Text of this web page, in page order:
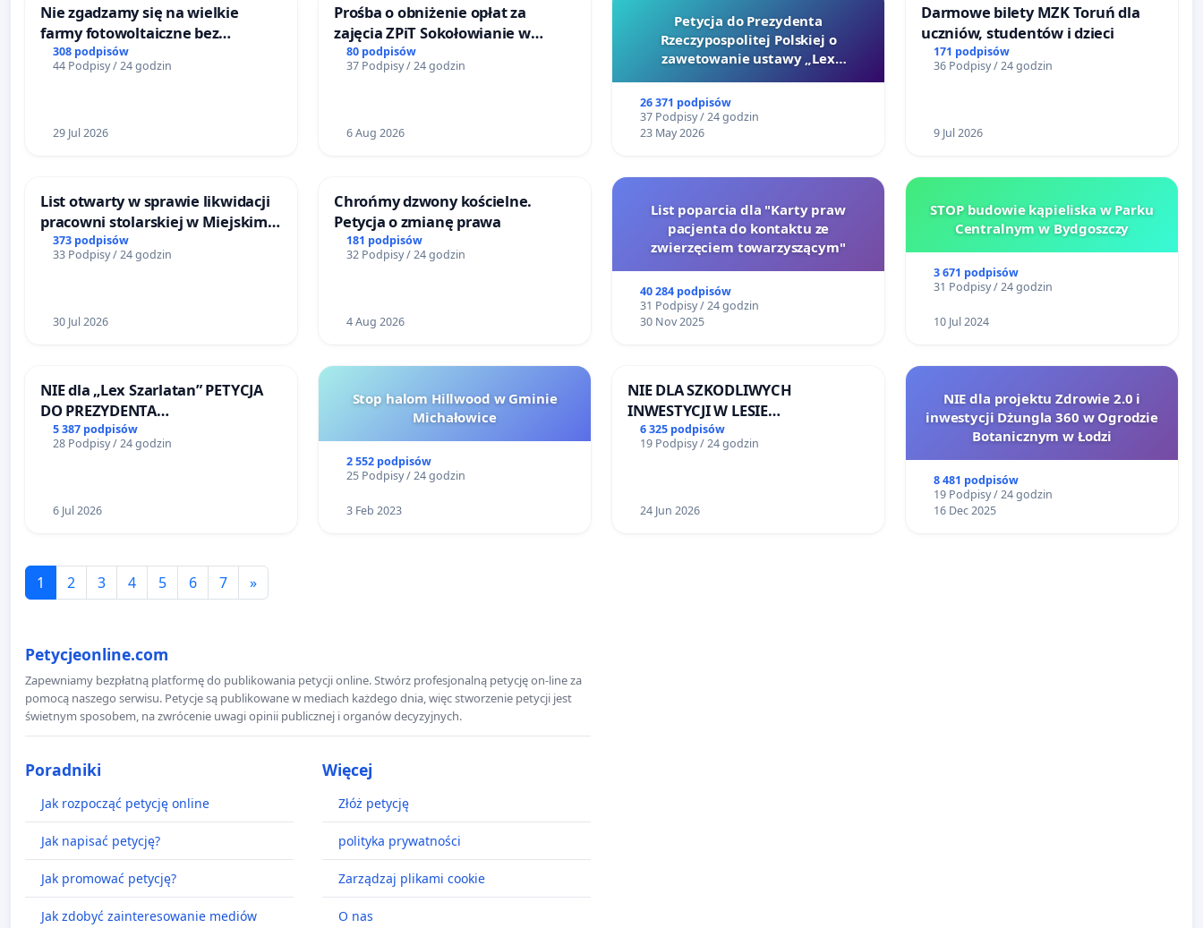
Nie zgadzamy się na wielkie
farmy fotowoltaiczne bez
rzetelnych analiz i akceptacji
mieszkańców
308 podpisów
44 Podpisy / 24 godzin
29 Jul 2026
Prośba o obniżenie opłat za
zajęcia ZPiT Sokołowianie w
Sokołowskim Ośrodku Kultury
80 podpisów
37 Podpisy / 24 godzin
6 Aug 2026
Petycja do Prezydenta
Rzeczypospolitej Polskiej o
zawetowanie ustawy „Lex
26 371 podpisów
37 Podpisy / 24 godzin
23 May 2026
Darmowe bilety MZK Toruń dla
uczniów, studentów i dzieci
171 podpisów
36 Podpisy / 24 godzin
9 Jul 2026
List otwarty w sprawie likwidacji
pracowni stolarskiej w Miejskim
Teatrze Miniatura w Gdańsku
373 podpisów
33 Podpisy / 24 godzin
30 Jul 2026
Chrońmy dzwony kościelne.
Petycja o zmianę prawa
181 podpisów
32 Podpisy / 24 godzin
4 Aug 2026
List poparcia dla "Karty praw
pacjenta do kontaktu ze
zwierzęciem towarzyszącym"
40 284 podpisów
31 Podpisy / 24 godzin
30 Nov 2025
STOP budowie kąpieliska w Parku
Centralnym w Bydgoszczy
3 671 podpisów
31 Podpisy / 24 godzin
10 Jul 2024
NIE dla „Lex Szarlatan” PETYCJA
DO PREZYDENTA
RZECZYPOSPOLITEJ POLSKIEJ
5 387 podpisów
28 Podpisy / 24 godzin
6 Jul 2026
Stop halom Hillwood w Gminie
Michałowice
2 552 podpisów
25 Podpisy / 24 godzin
3 Feb 2023
NIE DLA SZKODLIWYCH
INWESTYCJI W LESIE
ŁAGIEWNICKIM I ARTURÓWKU
6 325 podpisów
19 Podpisy / 24 godzin
24 Jun 2026
NIE dla projektu Zdrowie 2.0 i
inwestycji Dżungla 360 w Ogrodzie
Botanicznym w Łodzi
8 481 podpisów
19 Podpisy / 24 godzin
16 Dec 2025
1 2 3 4 5 6 7 »
Petycjeonline.com
Zapewniamy bezpłatną platformę do publikowania petycji online. Stwórz profesjonalną petycję on-line za
pomocą naszego serwisu. Petycje są publikowane w mediach każdego dnia, więc stworzenie petycji jest
świetnym sposobem, na zwrócenie uwagi opinii publicznej i organów decyzyjnych.
Poradniki
Jak rozpocząć petycję online
Jak napisać petycję?
Jak promować petycję?
Jak zdobyć zainteresowanie mediów
Więcej
Złóż petycję
polityka prywatności
Zarządzaj plikami cookie
O nas